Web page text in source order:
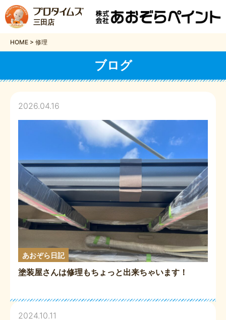
三田店
HOME > 修理
ブログ
2026.04.16
あおぞら日記
塗装屋さんは修理もちょっと出来ちゃいます！
2024.10.11